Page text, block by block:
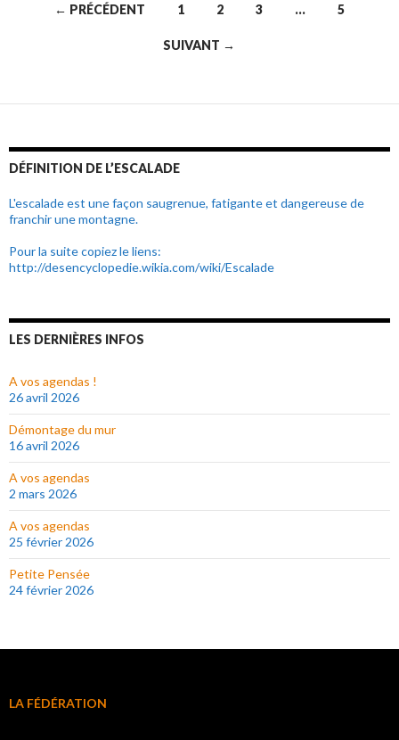
sein
articles
← PRÉCÉDENT 1 2 3 … 5
SUIVANT →
DÉFINITION DE L’ESCALADE
L'escalade est une façon saugrenue, fatigante et dangereuse de
franchir une montagne.
Pour la suite copiez le liens:
http://desencyclopedie.wikia.com/wiki/Escalade
LES DERNIÈRES INFOS
A vos agendas !
26 avril 2026
Démontage du mur
16 avril 2026
A vos agendas
2 mars 2026
A vos agendas
25 février 2026
Petite Pensée
24 février 2026
LA FÉDÉRATION